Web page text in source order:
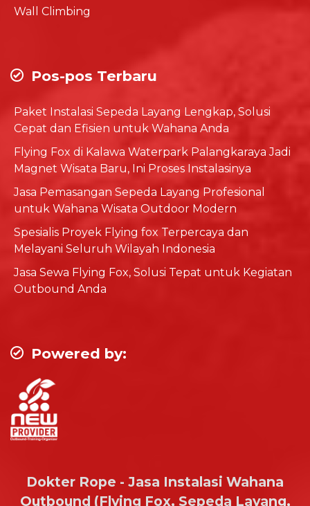
Wall Climbing
Pos-pos Terbaru
Paket Instalasi Sepeda Layang Lengkap, Solusi
Cepat dan Efisien untuk Wahana Anda
Flying Fox di Kalawa Waterpark Palangkaraya Jadi
Magnet Wisata Baru, Ini Proses Instalasinya
Jasa Pemasangan Sepeda Layang Profesional
untuk Wahana Wisata Outdoor Modern
Spesialis Proyek Flying fox Terpercaya dan
Melayani Seluruh Wilayah Indonesia
Jasa Sewa Flying Fox, Solusi Tepat untuk Kegiatan
Outbound Anda
Powered by:
Dokter Rope - Jasa Instalasi Wahana
Outbound (Flying Fox, Sepeda Layang,